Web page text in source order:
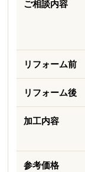
ご相談内容
リフォーム前
リフォーム後
加工内容
参考価格